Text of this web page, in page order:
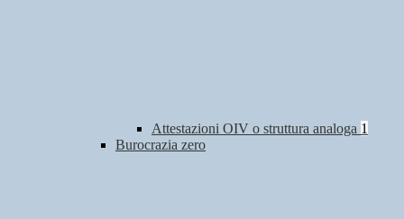
Attestazioni OIV o struttura analoga 1
Burocrazia zero